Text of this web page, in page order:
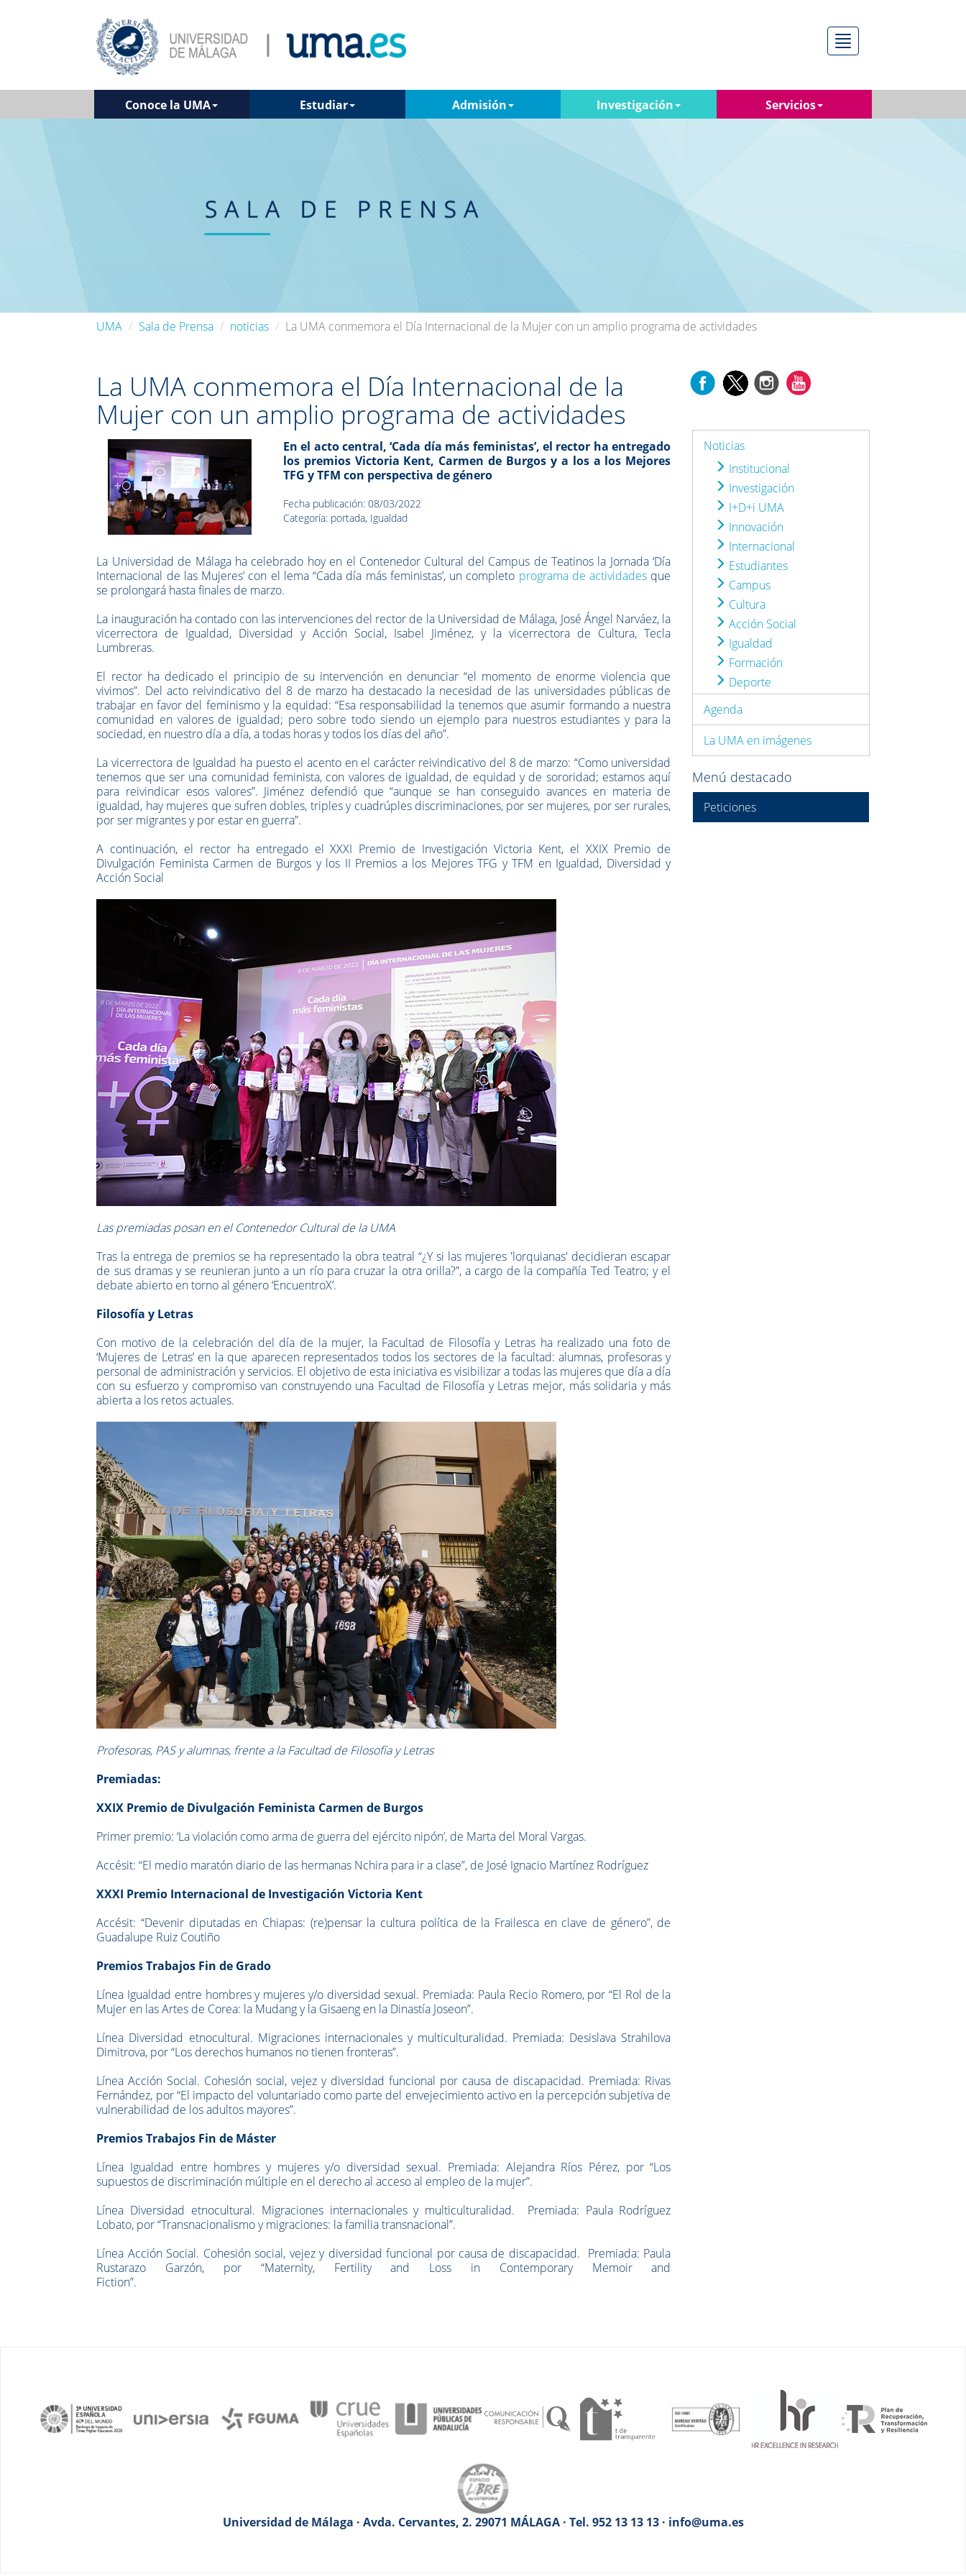
Menú
Conoce la UMA Estudiar Admisión Investigación Servicios
UMA Sala de Prensa noticias La UMA conmemora el Día Internacional de la Mujer con un amplio programa de actividades
La UMA conmemora el Día Internacional de la
Mujer con un amplio programa de actividades
En el acto central, ‘Cada día más feministas’, el rector ha entregado
los premios Victoria Kent, Carmen de Burgos y a los a los Mejores
TFG y TFM con perspectiva de género
Fecha publicación: 08/03/2022
Categoría: portada, Igualdad
La Universidad de Málaga ha celebrado hoy en el Contenedor Cultural del Campus de Teatinos la Jornada ‘Día
Internacional de las Mujeres’ con el lema “Cada día más feministas’, un completo programa de actividades que
se prolongará hasta finales de marzo.
La inauguración ha contado con las intervenciones del rector de la Universidad de Málaga, José Ángel Narváez, la
vicerrectora de Igualdad, Diversidad y Acción Social, Isabel Jiménez, y la vicerrectora de Cultura, Tecla
Lumbreras.
El rector ha dedicado el principio de su intervención en denunciar “el momento de enorme violencia que
vivimos”. Del acto reivindicativo del 8 de marzo ha destacado la necesidad de las universidades públicas de
trabajar en favor del feminismo y la equidad: “Esa responsabilidad la tenemos que asumir formando a nuestra
comunidad en valores de igualdad; pero sobre todo siendo un ejemplo para nuestros estudiantes y para la
sociedad, en nuestro día a día, a todas horas y todos los días del año”.
La vicerrectora de Igualdad ha puesto el acento en el carácter reivindicativo del 8 de marzo: “Como universidad
tenemos que ser una comunidad feminista, con valores de igualdad, de equidad y de sororidad; estamos aquí
para reivindicar esos valores”. Jiménez defendió que “aunque se han conseguido avances en materia de
igualdad, hay mujeres que sufren dobles, triples y cuadrúples discriminaciones, por ser mujeres, por ser rurales,
por ser migrantes y por estar en guerra”.
A continuación, el rector ha entregado el XXXI Premio de Investigación Victoria Kent, el XXIX Premio de
Divulgación Feminista Carmen de Burgos y los II Premios a los Mejores TFG y TFM en Igualdad, Diversidad y
Acción Social
Las premiadas posan en el Contenedor Cultural de la UMA
Tras la entrega de premios se ha representado la obra teatral “¿Y si las mujeres 'lorquianas' decidieran escapar
de sus dramas y se reunieran junto a un río para cruzar la otra orilla?”, a cargo de la compañía Ted Teatro; y el
debate abierto en torno al género ‘EncuentroX’.
Filosofía y Letras
Con motivo de la celebración del día de la mujer, la Facultad de Filosofía y Letras ha realizado una foto de
‘Mujeres de Letras’ en la que aparecen representados todos los sectores de la facultad: alumnas, profesoras y
personal de administración y servicios. El objetivo de esta iniciativa es visibilizar a todas las mujeres que día a día
con su esfuerzo y compromiso van construyendo una Facultad de Filosofía y Letras mejor, más solidaria y más
abierta a los retos actuales.
Profesoras, PAS y alumnas, frente a la Facultad de Filosofía y Letras
Premiadas:
XXIX Premio de Divulgación Feminista Carmen de Burgos
Primer premio: ‘La violación como arma de guerra del ejército nipón’, de Marta del Moral Vargas.
Accésit: “El medio maratón diario de las hermanas Nchira para ir a clase”, de José Ignacio Martínez Rodríguez
XXXI Premio Internacional de Investigación Victoria Kent
Accésit: “Devenir diputadas en Chiapas: (re)pensar la cultura política de la Frailesca en clave de género”, de
Guadalupe Ruiz Coutiño
Premios Trabajos Fin de Grado
Línea Igualdad entre hombres y mujeres y/o diversidad sexual. Premiada: Paula Recio Romero, por “El Rol de la
Mujer en las Artes de Corea: la Mudang y la Gisaeng en la Dinastía Joseon”.
Línea Diversidad etnocultural. Migraciones internacionales y multiculturalidad. Premiada: Desislava Strahilova
Dimitrova, por “Los derechos humanos no tienen fronteras”.
Línea Acción Social. Cohesión social, vejez y diversidad funcional por causa de discapacidad. Premiada: Rivas
Fernández, por “El impacto del voluntariado como parte del envejecimiento activo en la percepción subjetiva de
vulnerabilidad de los adultos mayores”.
Premios Trabajos Fin de Máster
Línea Igualdad entre hombres y mujeres y/o diversidad sexual. Premiada: Alejandra Ríos Pérez, por “Los
supuestos de discriminación múltiple en el derecho al acceso al empleo de la mujer”.
Línea Diversidad etnocultural. Migraciones internacionales y multiculturalidad. Premiada: Paula Rodríguez
Lobato, por “Transnacionalismo y migraciones: la familia transnacional”.
Línea Acción Social. Cohesión social, vejez y diversidad funcional por causa de discapacidad. Premiada: Paula
Rustarazo Garzón, por “Maternity, Fertility and Loss in Contemporary Memoir and
Fiction”.
Noticias
Institucional
Investigación
I+D+i UMA
Innovación
Internacional
Estudiantes
Campus
Cultura
Acción Social
Igualdad
Formación
Deporte
Agenda
La UMA en imágenes
Menú destacado
Peticiones
Universidad de Málaga · Avda. Cervantes, 2. 29071 MÁLAGA · Tel. 952 13 13 13 · info@uma.es